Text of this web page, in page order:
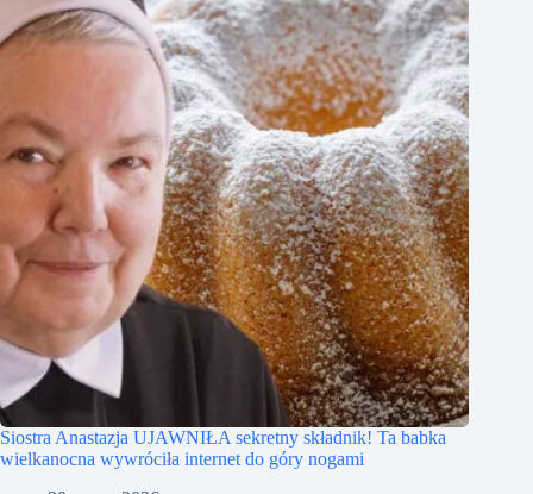
Siostra Anastazja UJAWNIŁA sekretny składnik! Ta babka
wielkanocna wywróciła internet do góry nogami